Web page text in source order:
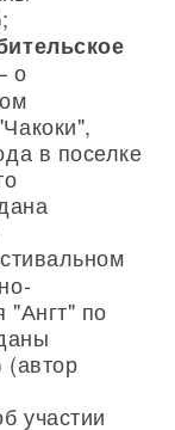
о
в поселке
"Ангт" по
участии